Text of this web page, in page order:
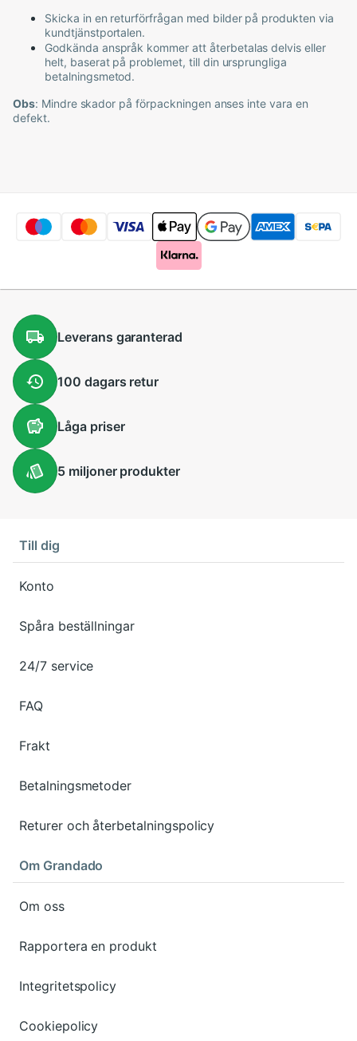
Skicka in en returförfrågan med bilder på produkten via
kundtjänstportalen.
Godkända anspråk kommer att återbetalas delvis eller
helt, baserat på problemet, till din ursprungliga
betalningsmetod.
Obs: Mindre skador på förpackningen anses inte vara en
defekt.
Leverans garanterad
100 dagars retur
Lågapriser
5 miljonerprodukter
Till dig
Konto
Spåra beställningar
24/7 service
FAQ
Frakt
Betalningsmetoder
Returer och återbetalningspolicy
Om Grandado
Om oss
Rapportera en produkt
Integritetspolicy
Cookiepolicy